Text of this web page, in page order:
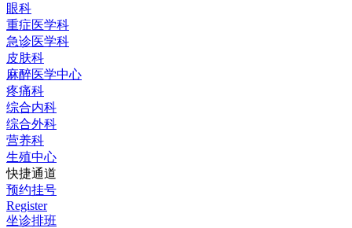
眼科
重症医学科
急诊医学科
皮肤科
麻醉医学中心
疼痛科
综合内科
综合外科
营养科
生殖中心
快捷通道
预约挂号
Register
坐诊排班